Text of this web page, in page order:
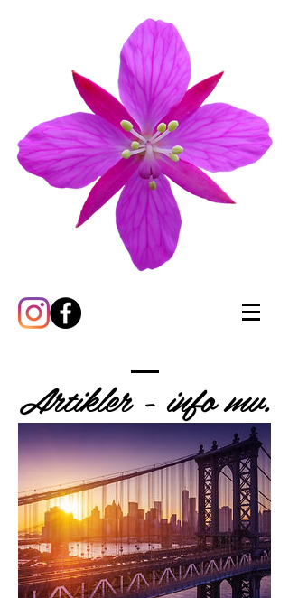
Artikler - info mv.